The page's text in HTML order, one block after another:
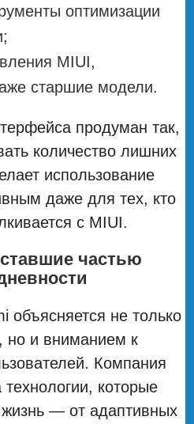
оптимизации
MIUI,
старшие модели.
продуман так,
количество лишних
использование
даже для тех, кто
с MIUI.
частью
объясняется не только
но и вниманием к
Компания
технологии, которые
— от адаптивных